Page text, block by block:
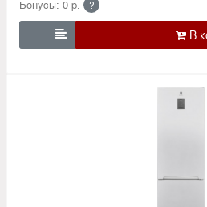
Бонусы: 0 р. ?
